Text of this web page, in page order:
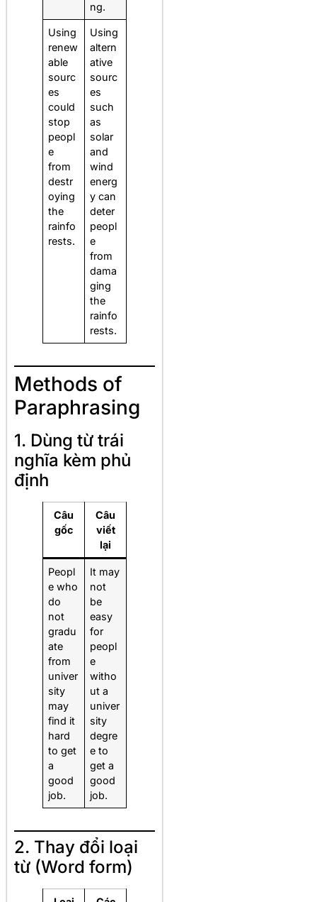
ng.
Using
renew
able
sourc
es
could
stop
peopl
e
from
destr
oying
the
rainfo
rests.
Using
altern
ative
sourc
es
such
as
solar
and
wind
energ
y can
deter
peopl
e
from
dama
ging
the
rainfo
rests.
Methods of
Paraphrasing
1. Dùng từ trái
nghĩa kèm phủ
định
Câu
gốc
Câu
viết
lại
Peopl
e who
do
not
gradu
ate
from
univer
sity
may
find it
hard
to get
a
good
job.
It may
not
be
easy
for
peopl
e
witho
ut a
univer
sity
degre
e to
get a
good
job.
2. Thay đổi loại
từ (Word form)